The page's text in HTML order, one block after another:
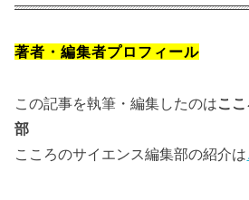
著者・編集者プロフィール
この記事を執筆・編集したのはこ
部
こころのサイエンス編集部の紹介は